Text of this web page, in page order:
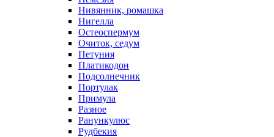
Нивянник, ромашка
Нигелла
Остеоспермум
Очиток, седум
Петуния
Платикодон
Подсолнечник
Портулак
Примула
Разное
Ранункулюс
Рудбекия